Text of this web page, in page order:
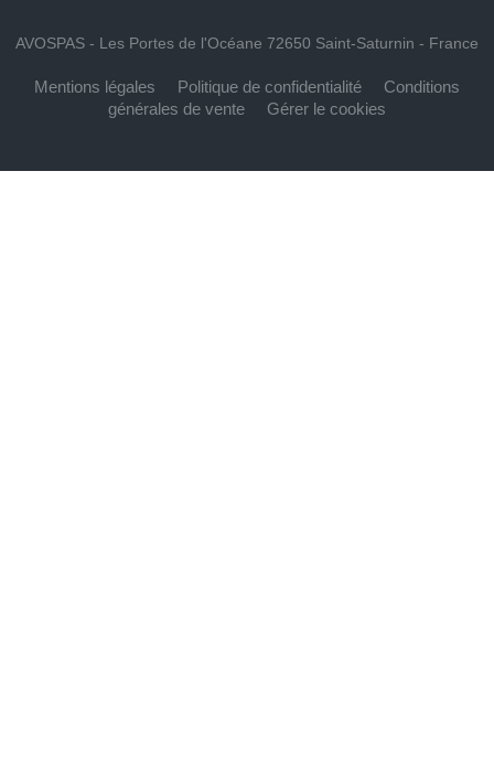
AVOSPAS - Les Portes de l'Océane 72650 Saint-Saturnin - France
Mentions légales Politique de confidentialité
Conditions
générales de vente
Gérer le cookies